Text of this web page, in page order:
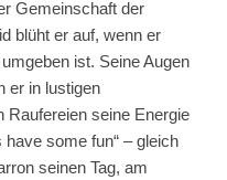
Gemeinschaft der
blüht er auf, wenn er
ist. Seine Augen
er in lustigen
Raufereien seine Energie
some fun“ – gleich
seinen Tag, am